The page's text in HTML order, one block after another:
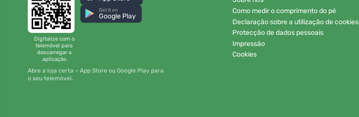
Digitalize com o
telemóvel para
descarregar a
aplicação
Get it on
Google Play
Abre a loja certa – App Store ou Google Play para
o seu telemóvel.
Como medir o comprimento do pé
Declaração sobre a utilização de cookies
Protecção de dados pessoais
Impressão
Cookies